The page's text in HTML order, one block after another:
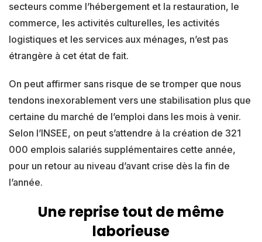
secteurs comme l’hébergement et la restauration, le
commerce, les activités culturelles, les activités
logistiques et les services aux ménages, n’est pas
étrangère à cet état de fait.
On peut affirmer sans risque de se tromper que nous
tendons inexorablement vers une stabilisation plus que
certaine du marché de l’emploi dans les mois à venir.
Selon l’INSEE, on peut s’attendre à la création de 321
000 emplois salariés supplémentaires cette année,
pour un retour au niveau d’avant crise dès la fin de
l’année.
Une reprise tout de même
laborieuse